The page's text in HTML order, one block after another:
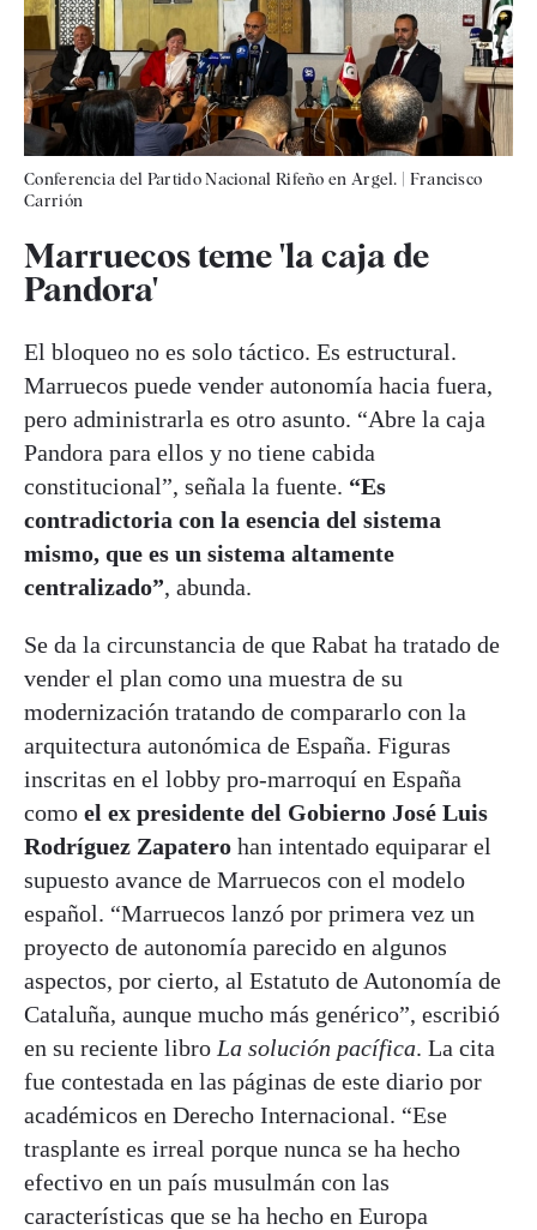
Conferencia del Partido Nacional Rifeño en Argel.
Francisco
Carrión
Marruecos teme 'la caja de
Pandora'
El bloqueo no es solo táctico. Es estructural.
Marruecos puede vender autonomía hacia fuera,
pero administrarla es otro asunto. “Abre la caja
Pandora para ellos y no tiene cabida
constitucional”, señala la fuente. “Es
contradictoria con la esencia del sistema
mismo, que es un sistema altamente
centralizado”, abunda.
Se da la circunstancia de que Rabat ha tratado de
vender el plan como una muestra de su
modernización tratando de compararlo con la
arquitectura autonómica de España. Figuras
inscritas en el lobby pro-marroquí en España
como el ex presidente del Gobierno José Luis
Rodríguez Zapatero han intentado equiparar el
supuesto avance de Marruecos con el modelo
español. “Marruecos lanzó por primera vez un
proyecto de autonomía parecido en algunos
aspectos, por cierto, al Estatuto de Autonomía de
Cataluña, aunque mucho más genérico”, escribió
en su reciente libro La solución pacífica. La cita
fue contestada en las páginas de este diario por
académicos en Derecho Internacional. “Ese
trasplante es irreal porque nunca se ha hecho
efectivo en un país musulmán con las
características que se ha hecho en Europa